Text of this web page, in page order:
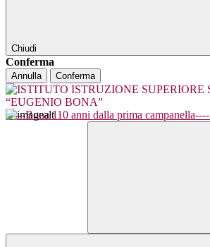
Chiudi
Conferma
Annulla Conferma
----Bona 110 anni dalla prima campanella----